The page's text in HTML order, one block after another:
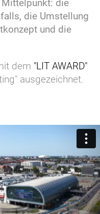
Mittelpunkt: die
die Umstellung
und die
dem "LIT AWARD"
ausgezeichnet.